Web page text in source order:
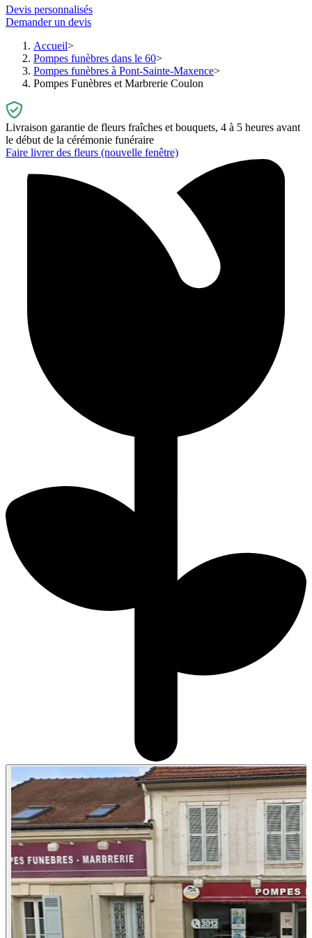
Devis personnalisés
Demander un devis
Accueil
Pompes funèbres dans le 60
Pompes funèbres à Pont-Sainte-Maxence
Pompes Funèbres et Marbrerie Coulon
Livraison garantie de fleurs fraîches et bouquets, 4 à 5 heures avant
le début de la cérémonie funéraire
Faire livrer des fleurs (nouvelle fenêtre)